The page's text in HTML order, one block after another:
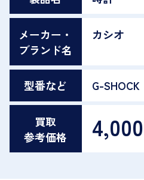
メーカー・
ブランド名
カシオ
型番など G-SHOCK
買取
参考価格
4,000